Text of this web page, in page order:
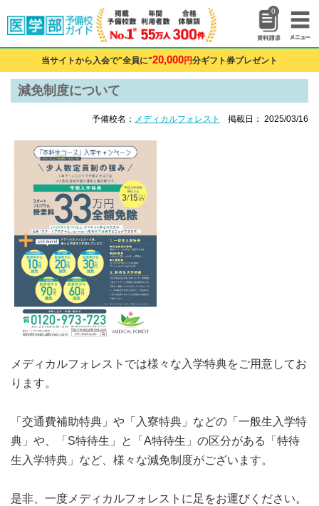
0
当サイトから入会で"全員に"20,000円分ギフト券プレゼント
減免制度について
予備校名： メディカルフォレスト 掲載日： 2025/03/16
メディカルフォレストでは様々な入学特典をご用意してお
ります。
「交通費補助特典」や「入寮特典」などの「一般生入学特
典」や、「S特待生」と「A特待生」の区分がある「特待
生入学特典」など、様々な減免制度がございます。
是非、一度メディカルフォレストに足をお運びください。